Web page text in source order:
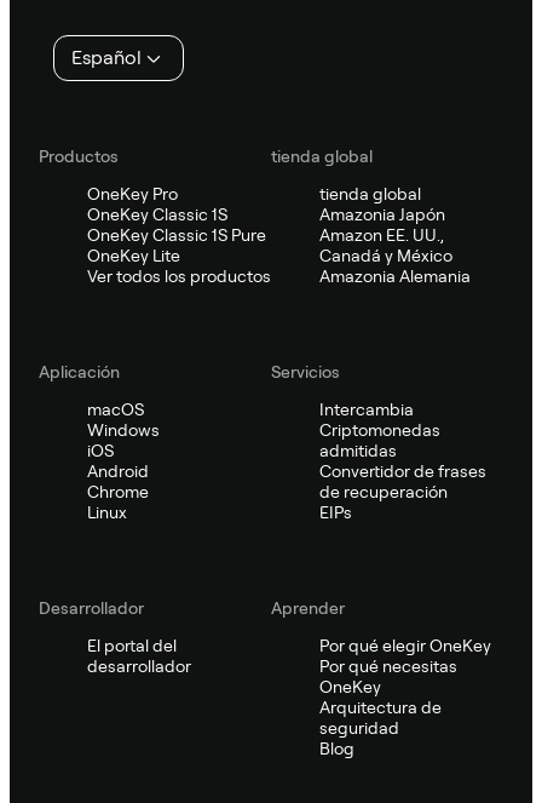
página
Español
Productos
OneKey Pro
OneKey Classic 1S
OneKey Classic 1S Pure
OneKey Lite
Ver todos los productos
tienda global
tienda global
Amazonia Japón
Amazon EE. UU.,
Canadá y México
Amazonia Alemania
Aplicación
macOS
Windows
iOS
Android
Chrome
Linux
Servicios
Intercambia
Criptomonedas
admitidas
Convertidor de frases
de recuperación
EIPs
Desarrollador
El portal del
desarrollador
Aprender
Por qué elegir OneKey
Por qué necesitas
OneKey
Arquitectura de
seguridad
Blog